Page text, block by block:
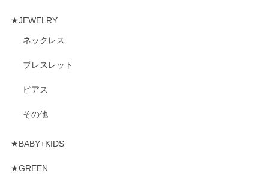
★JEWELRY
ネックレス
ブレスレット
ピアス
その他
★BABY+KIDS
★GREEN